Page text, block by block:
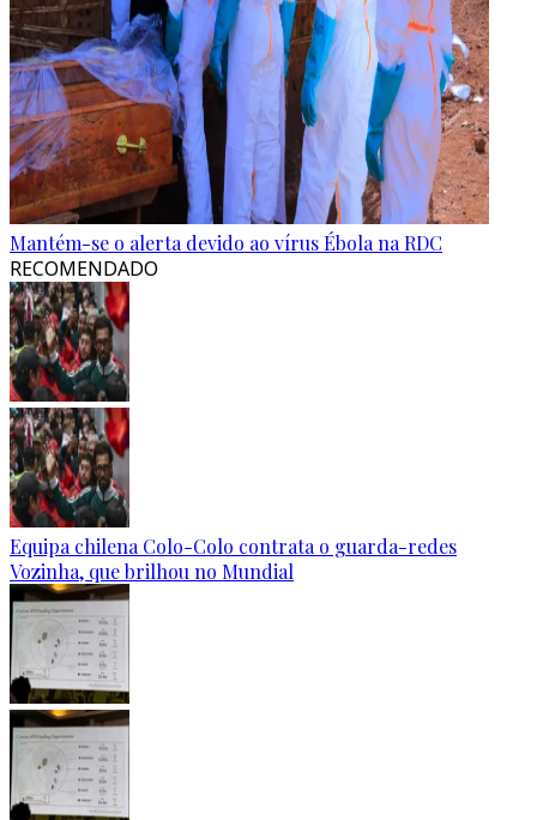
Mantém-se o alerta devido ao vírus Ébola na RDC
RECOMENDADO
Equipa chilena Colo-Colo contrata o guarda-redes
Vozinha, que brilhou no Mundial